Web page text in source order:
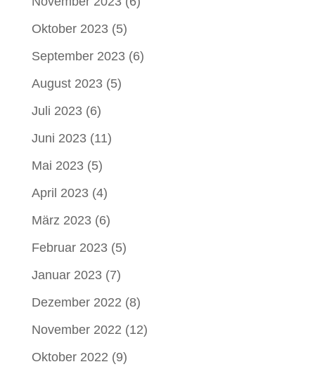
Oktober 2023(5)
September 2023(6)
August 2023(5)
Juli 2023(6)
Juni 2023(11)
Mai 2023(5)
April 2023(4)
März 2023(6)
Februar 2023(5)
Januar 2023(7)
Dezember 2022 (8)
November 2022 (12)
Oktober 2022 (9)